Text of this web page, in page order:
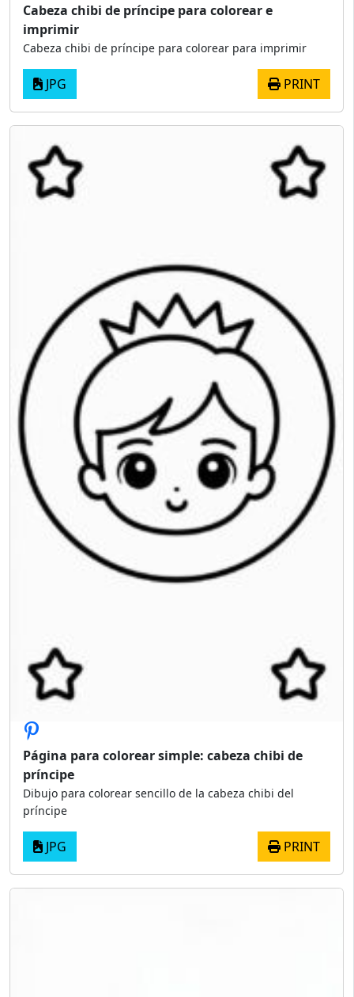
Cabeza chibi de príncipe para colorear e
imprimir
Cabeza chibi de príncipe para colorear para imprimir
JPG PRINT
Página para colorear simple: cabeza chibi de
príncipe
Dibujo para colorear sencillo de la cabeza chibi del
príncipe
JPG PRINT